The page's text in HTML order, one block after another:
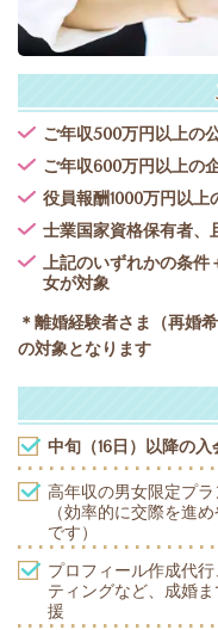
ご年収500万円以上の
ご年収600万円以上の
役員報酬1000万円以
士業国家資格保有者、
上記のいずれかの条件
女が対象
＊離婚経験者さま（再婚
の対象となります
中旬（16日）以降の
高年収の男女限定プラ
（効率的に交際を進
です）
プロフィール作成代
ティングなど、成婚
援